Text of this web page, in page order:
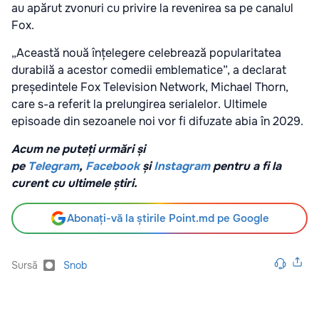
au apărut zvonuri cu privire la revenirea sa pe canalul
Fox.
„Această nouă înțelegere celebrează popularitatea
durabilă a acestor comedii emblematice”, a declarat
președintele Fox Television Network, Michael Thorn,
care s-a referit la prelungirea serialelor. Ultimele
episoade din sezoanele noi vor fi difuzate abia în 2029.
Acum ne puteți urmări și
pe Telegram, FacebookșiInstagrampentru a fi la
curent cu ultimele știri.
Abonați-vă la știrile Point.md pe Google
Sursă Snob